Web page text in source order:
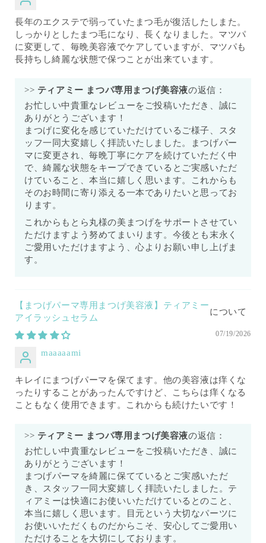
長年のエクステで弱っていたまつ毛が復活したしまた。
しっかりとしたまつ毛になり、長くなりました。マツパ
に変更して、毎晩美容液でケアしていますが、マツパも
長持ちし綺麗な状態で保つことが出来ています。
>> ティアミー まつパ専用まつげ美容液の返信：
お忙しい中貴重なレビューをご投稿いただき、誠に
ありがとうございます！
まつげに変化を感じていただけているご様子、スタ
ッフ一同大変嬉しく拝読いたしました。まつげパー
マに変更され、毎晩丁寧にケアを続けていただく中
で、綺麗な状態をキープできているとご実感いただ
けていること、本当に嬉しく思います。これからも
そのお時間に寄り添える一本でありたいと思ってお
ります。
これからもとら丸様の美まつげをサポートさせてい
ただけますよう努めてまいります。今後とも末永く
ご愛用いただけますよう、心よりお願い申し上げま
す。
【まつげパーマ専用まつげ美容液】ティアミー
アイラッシュセラム
07/19/2026
maaaaami
キレイにまつげパーマを保てます。他の美容液は痒くな
ったりすることがあったんですけど、こちらは痒くなる
こともなく使用できます。これからも続けたいです！
>> ティアミー まつパ専用まつげ美容液の返信：
お忙しい中貴重なレビューをご投稿いただき、誠に
ありがとうございます！
まつげパーマを綺麗に保てているとご実感いただ
き、スタッフ一同大変嬉しく拝読いたしました。テ
ィアミーは快適にお使いいただけているとのこと、
本当に嬉しく思います。目元という大切なパーツに
お使いいただくものだからこそ、安心してご愛用い
ただけることを大切にしております。